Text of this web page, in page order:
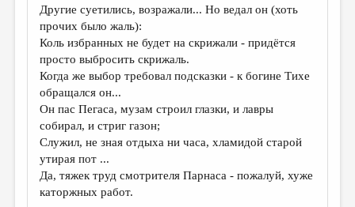
Другие суетились, возражали... Но ведал он (хоть
прочих было жаль):
Коль избранных не будет на скрижали - придётся
просто выбросить скрижаль.
Когда же выбор требовал подсказки - к богине Тихе
обращался он...
Он пас Пегаса, музам строил глазки, и лавры
собирал, и стриг газон;
Служил, не зная отдыха ни часа, хламидой старой
утирая пот ...
Да, тяжек труд смотрителя Парнаса - пожалуй, хуже
каторжных работ.